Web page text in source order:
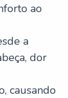
ao
a
dor
causando